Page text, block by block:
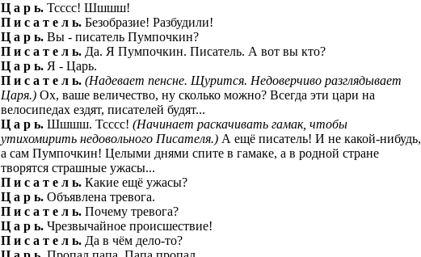
Ц а р ь. Тсссс! Шшшш!
П и с а т е л ь. Безобразие! Разбудили!
Ц а р ь. Вы - писатель Пумпочкин?
П и с а т е л ь. Да. Я Пумпочкин. Писатель. А вот вы кто?
Ц а р ь. Я - Царь.
П и с а т е л ь. (Надевает пенсне. Щурится. Недоверчиво разглядывает
Царя.) Ох, ваше величество, ну сколько можно? Всегда эти цари на
велосипедах ездят, писателей будят...
Ц а р ь. Шшшш. Тсссс! (Начинает раскачивать гамак, чтобы
утихомирить недовольного Писателя.) А ещё писатель! И не какой-нибудь,
а сам Пумпочкин! Целыми днями спите в гамаке, а в родной стране
творятся страшные ужасы...
П и с а т е л ь. Какие ещё ужасы?
Ц а р ь. Объявлена тревога.
П и с а т е л ь. Почему тревога?
Ц а р ь. Чрезвычайное происшествие!
П и с а т е л ь. Да в чём дело-то?